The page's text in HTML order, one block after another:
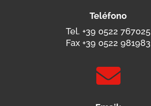
Teléfono
Tel. +39 0522 767025
Fax +39 0522 981983
